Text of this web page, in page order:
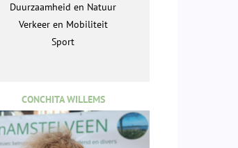
Duurzaamheid en Natuur
Verkeer en Mobiliteit
Sport
CONCHITA WILLEMS